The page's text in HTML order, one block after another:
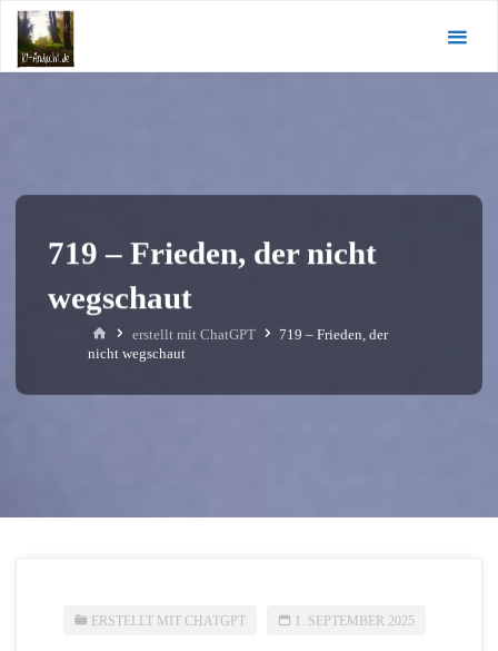
Zum
Inhalt
springen
719 – Frieden, der nicht
wegschaut
Starterstellt mit ChatGPT
719 – Frieden, der
nicht wegschaut
ERSTELLT MIT CHATGPT 1. SEPTEMBER 2025